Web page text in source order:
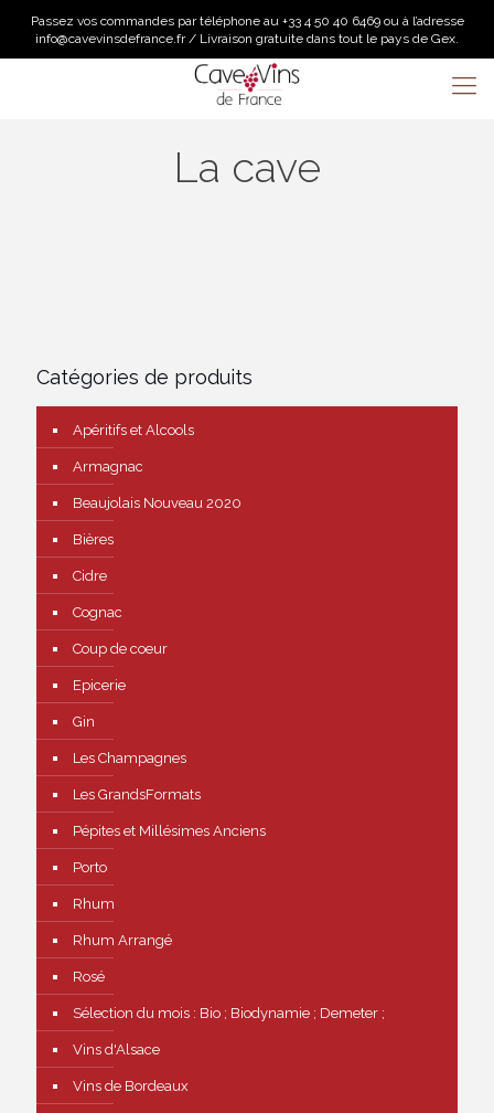
Passez vos commandes par téléphone au +33 4 50 40 6469 ou à l’adresse
info@cavevinsdefrance.fr / Livraison gratuite dans tout le pays de Gex.
La cave
Catégories de produits
Apéritifs et Alcools
Armagnac
Beaujolais Nouveau 2020
Bières
Cidre
Cognac
Coup de coeur
Epicerie
Gin
Les Champagnes
Les GrandsFormats
Pépites et Millésimes Anciens
Porto
Rhum
Rhum Arrangé
Rosé
Sélection du mois : Bio ; Biodynamie ; Demeter ;
Vins d'Alsace
Vins de Bordeaux